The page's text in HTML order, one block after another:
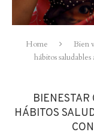
Home Bien
hábitos
BIENESTAR
HÁBITOS